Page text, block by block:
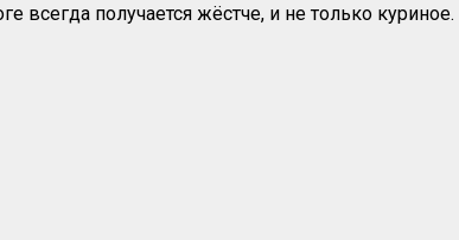
всегда получается жёстче, и не только куриное.